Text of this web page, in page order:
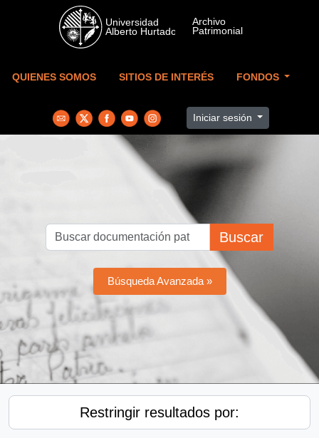
Skip to main content
QUIENES SOMOS SITIOS DE INTERÉS FONDOS
Iniciar sesión
Buscar
Búsqueda Avanzada »
Restringir resultados por: